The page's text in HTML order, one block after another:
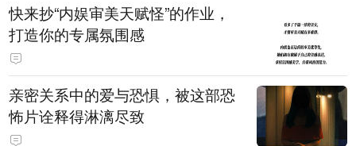
快来抄“内娱审美天赋怪”的作业，
打造你的专属氛围感
亲密关系中的爱与恐惧，被这部恐
怖片诠释得淋漓尽致